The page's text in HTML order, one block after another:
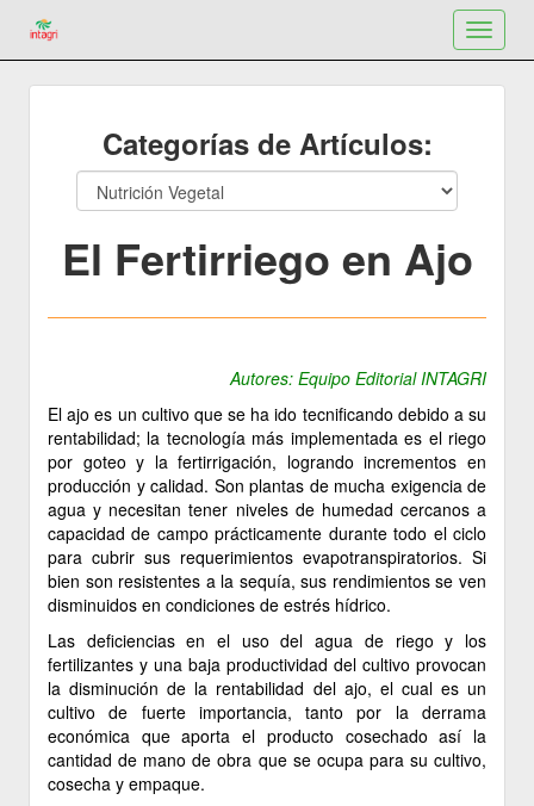
Toggle
Categorías de Artículos:
El Fertirriego en Ajo
Autores: Equipo Editorial INTAGRI
El ajo es un cultivo que se ha ido tecnificando debido a su
rentabilidad; la tecnología más implementada es el riego
por goteo y la fertirrigación, logrando incrementos en
producción y calidad. Son plantas de mucha exigencia de
agua y necesitan tener niveles de humedad cercanos a
capacidad de campo prácticamente durante todo el ciclo
para cubrir sus requerimientos evapotranspiratorios. Si
bien son resistentes a la sequía, sus rendimientos se ven
disminuidos en condiciones de estrés hídrico.
Las deficiencias en el uso del agua de riego y los
fertilizantes y una baja productividad del cultivo provocan
la disminución de la rentabilidad del ajo, el cual es un
cultivo de fuerte importancia, tanto por la derrama
económica que aporta el producto cosechado así la
cantidad de mano de obra que se ocupa para su cultivo,
cosecha y empaque.